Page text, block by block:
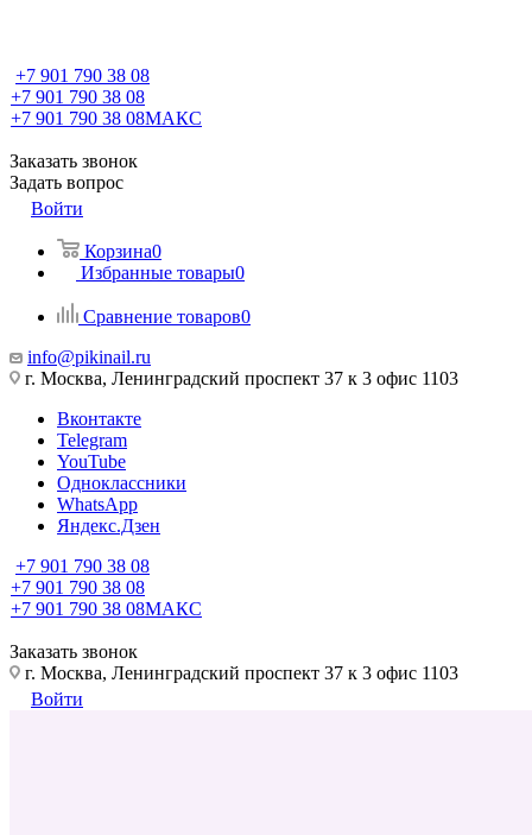
+7 901 790 38 08
+7 901 790 38 08
+7 901 790 38 08МАКС
Заказать звонок
Задать вопрос
Войти
Корзина0
Избранные товары0
Сравнение товаров0
info@pikinail.ru
г. Москва, Ленинградский проспект 37 к 3 офис 1103
Вконтакте
Telegram
YouTube
Одноклассники
WhatsApp
Яндекс.Дзен
+7 901 790 38 08
+7 901 790 38 08
+7 901 790 38 08МАКС
Заказать звонок
г. Москва, Ленинградский проспект 37 к 3 офис 1103
Войти